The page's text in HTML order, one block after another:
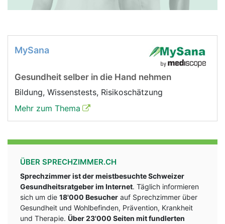
MySana
Gesundheit selber in die Hand nehmen
Bildung, Wissenstests, Risikoschätzung
Mehr zum Thema
ÜBER SPRECHZIMMER.CH
Sprechzimmer ist der meistbesuchte Schweizer
Gesundheitsratgeber im Internet. Täglich informieren
sich um die 18'000 Besucher auf Sprechzimmer über
Gesundheit und Wohlbefinden, Prävention, Krankheit
und Therapie. Über 23'000 Seiten mit fundlerten